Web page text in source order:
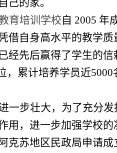
己的家。
育培训学校自 2005 年
借自身高水平的教学
经先后赢得了学生的
，累计培养学员近5000
一步壮大，为了充分
用，进一步加强学校
克苏地区民政局申请